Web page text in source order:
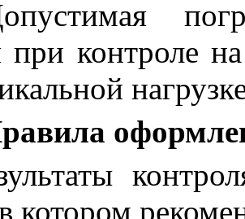
при контроле на
котором